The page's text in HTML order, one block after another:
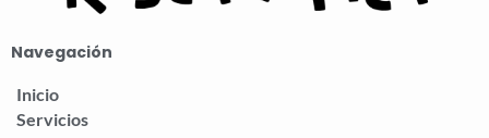
Navegación
Inicio
Servicios